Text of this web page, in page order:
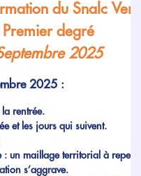
du Snalc
Premier degré
2025
2025 :
rentrée.
et les jours qui suivent.
: un maillage territorial à
s’aggrave.